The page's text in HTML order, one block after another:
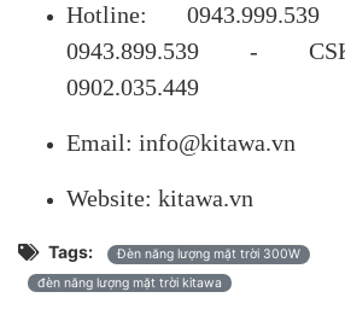
Hotline:
0943.899.539 -
0902.035.449
Email: info@kitawa.vn
Website: kitawa.vn
Tags:
Đèn năng lượng mặt trời 300W
đèn năng lượng mặt trời kitawa